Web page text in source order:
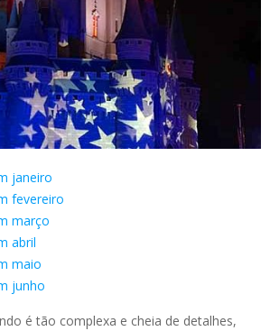
janeiro
fevereiro
março
abril
maio
junho
é tão complexa e cheia de detalhes,